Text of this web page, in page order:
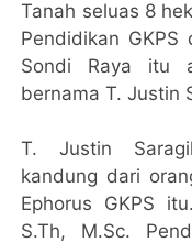
Tanah seluas 8
Pendidikan
Sondi Raya itu
bernama T. Justin
T. Justin
kandung dari
Ephorus GKPS
S.Th, M.Sc.